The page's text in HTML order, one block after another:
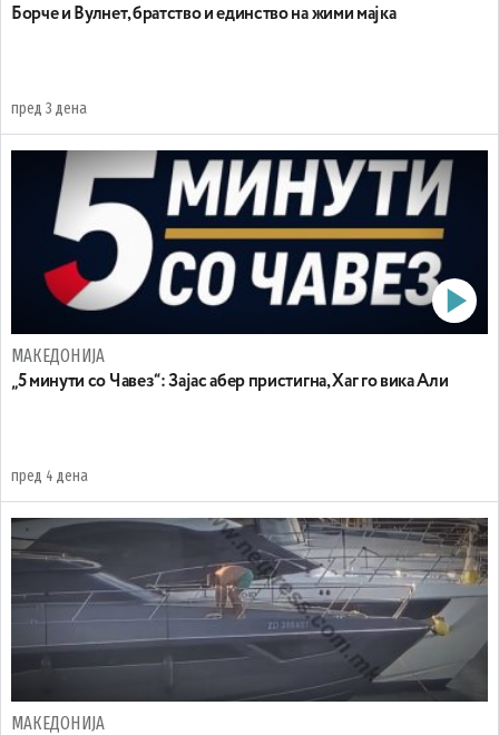
Борче и Вулнет, братство и единство на жими мајка
пред 3 дена
МАКЕДОНИЈА
„5 минути со Чавез“: Зајас абер пристигна, Хаг го вика Али
пред 4 дена
МАКЕДОНИЈА